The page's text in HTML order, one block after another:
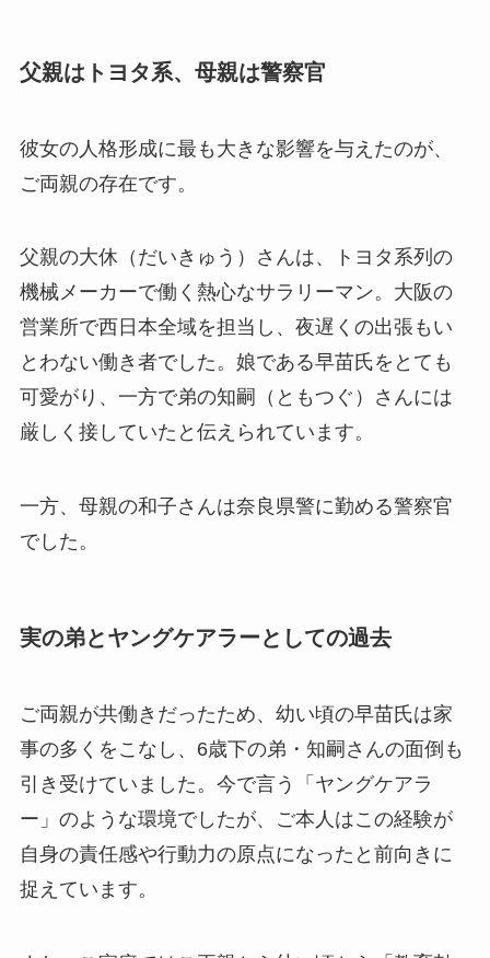
父親はトヨタ系、母親は警察官
彼女の人格形成に最も大きな影響を与えたのが、
ご両親の存在です。
父親の大休（だいきゅう）さんは、トヨタ系列の
機械メーカーで働く熱心なサラリーマン。大阪の
営業所で西日本全域を担当し、夜遅くの出張もい
とわない働き者でした。娘である早苗氏をとても
可愛がり、一方で弟の知嗣（ともつぐ）さんには
厳しく接していたと伝えられています。
一方、母親の和子さんは奈良県警に勤める警察官
でした。
実の弟とヤングケアラーとしての過去
ご両親が共働きだったため、幼い頃の早苗氏は家
事の多くをこなし、6歳下の弟・知嗣さんの面倒も
引き受けていました。今で言う「ヤングケアラ
ー」のような環境でしたが、ご本人はこの経験が
自身の責任感や行動力の原点になったと前向きに
捉えています。